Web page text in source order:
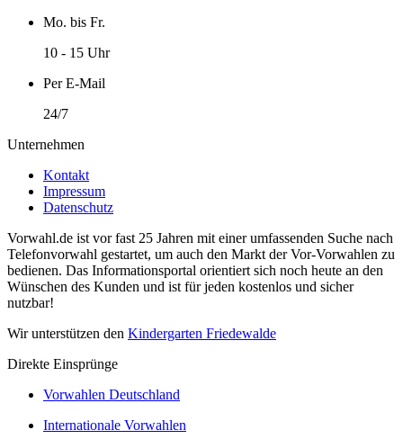
Mo. bis Fr.
10 - 15 Uhr
Per E-Mail
24/7
Unternehmen
Kontakt
Impressum
Datenschutz
Vorwahl.de ist vor fast 25 Jahren mit einer umfassenden Suche nach
Telefonvorwahl gestartet, um auch den Markt der Vor-Vorwahlen zu
bedienen. Das Informationsportal orientiert sich noch heute an den
Wünschen des Kunden und ist für jeden kostenlos und sicher
nutzbar!
Wir unterstützen den Kindergarten Friedewalde
Direkte Einsprünge
Vorwahlen Deutschland
Internationale Vorwahlen